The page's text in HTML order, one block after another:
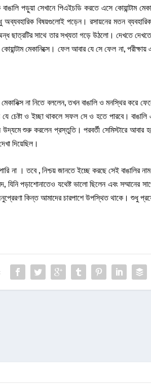
বাঙালি পড়ুয়া সেখানে পিএইচডি করতে এসে
অব্যবহারিক বিষয়গুলোই পড়েন। রসায়নের মতন
ছাত্রটির সাথে তার সখ্যতা গড়ে উঠলো। দেখতে দেখতে
মেকানিক্সে। ফেল আবার যে সে ফেল না,
মেকানিক্স না নিতে বললেন, তখন বাঙালি ও মনস্থির
ও ইচ্ছা থাকলে সফল সে ও হতে পারবে। বাঙালি
শুরু করলেন প্রস্তুতি। পরবর্তী সেমিস্টারে আবার
দিয়েছিল।
না । তবে , নিশ্চয় জানতে ইচ্ছে করছে সেই বাঙালির
যিনি পড়াশোনাতেও যথেষ্ট ভালো ছিলেন এবং
কিন্ত আমাদের চারপাশে উপস্থিত থাকে। শুধু